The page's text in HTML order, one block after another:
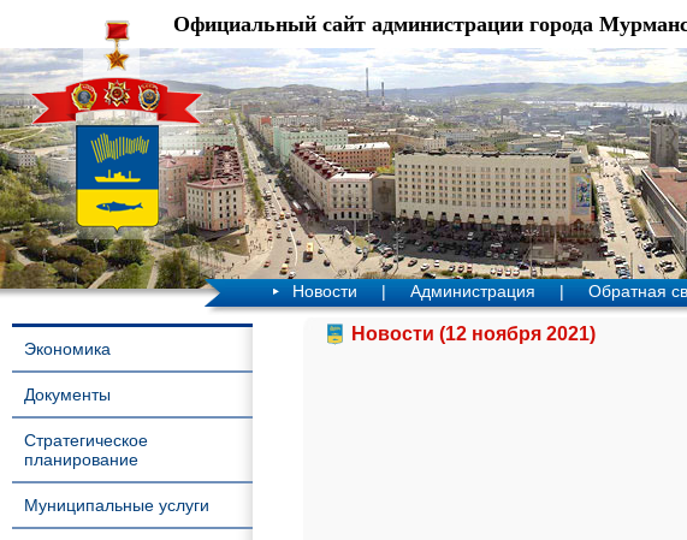
Официальный сайт администрации города
Новости | Администрация | Обратная
Экономика
Документы
Стратегическое
планирование
Муниципальные услуги
Новости (12 ноября 2021)